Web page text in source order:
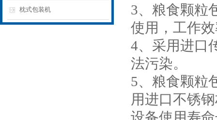
枕式包装机
3、粮食颗粒
使用，工作
4、采用进口
法污染。
5、粮食颗粒
用进口不锈